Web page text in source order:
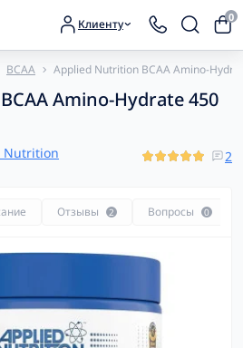
Клиенту 0
BCAA Applied Nutrition BCAA Amino-
Amino-Hydrate 450
Nutrition 2
Отзывы 2 Вопросы 0